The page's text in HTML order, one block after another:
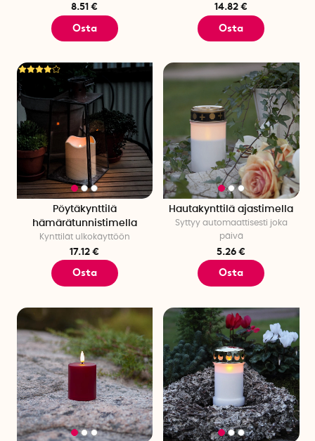
8.51 €
Osta
14.82 €
Osta
Pöytäkynttilä
hämärätunnistimella
Kynttilät ulkokäyttöön
17.12 €
Osta
Hautakynttilä ajastimella
Syttyy automaattisesti joka
päivä
5.26 €
Osta